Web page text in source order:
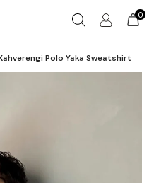
0
Polo Yaka Sweatshirt